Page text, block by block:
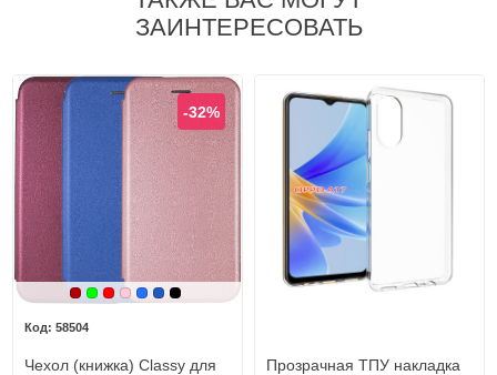
ЗАИНТЕРЕСОВАТЬ
Бордовый
Зеленый
Красный
Розовый
Синий
Синий, темный
Черный
-32%
58504
Чехол (книжка) Classy для
Прозрачная ТПУ накладка